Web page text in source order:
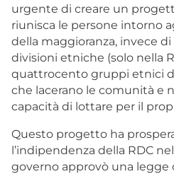
urgente di creare un
riunisca le persone intorno
della maggioranza, invece
divisioni etniche (solo nella
quattrocento gruppi etnici
che lacerano le comunità e
capacità di lottare per il
Questo progetto ha
l’indipendenza della RDC nel
governo approvò una legge